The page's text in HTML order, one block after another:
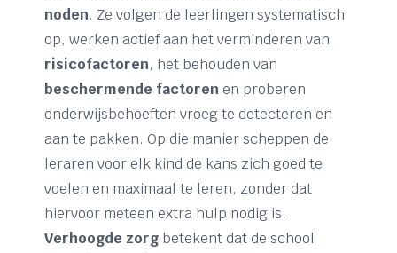
noden. Ze volgen de leerlingen systematisch
op, werken actief aan het verminderen van
risicofactoren, het behouden van
beschermende factoren en proberen
onderwijsbehoeften vroeg te detecteren en
aan te pakken. Op die manier scheppen de
leraren voor elk kind de kans zich goed te
voelen en maximaal te leren, zonder dat
hiervoor meteen extra hulp nodig is.
Verhoogde zorg betekent dat de school